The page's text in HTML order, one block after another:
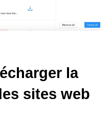
la
sites web